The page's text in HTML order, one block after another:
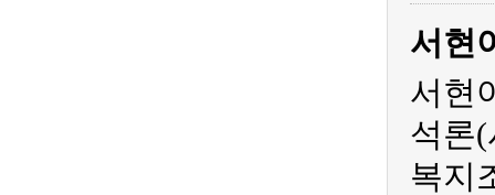
서현
서현
석론
복지